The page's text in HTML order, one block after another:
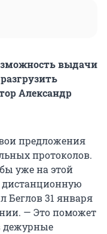
выдачи
Александр
предложения
протоколов.
уже на этой
дистанционную
Беглов 31 января
— Это поможет
дежурные